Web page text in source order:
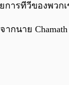
การทีวีของพวกเ
กนาย